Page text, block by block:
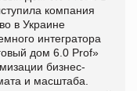
компания
в Украине
интегратора
дом 6.0 Prof»
бизнес-
и масштаба.